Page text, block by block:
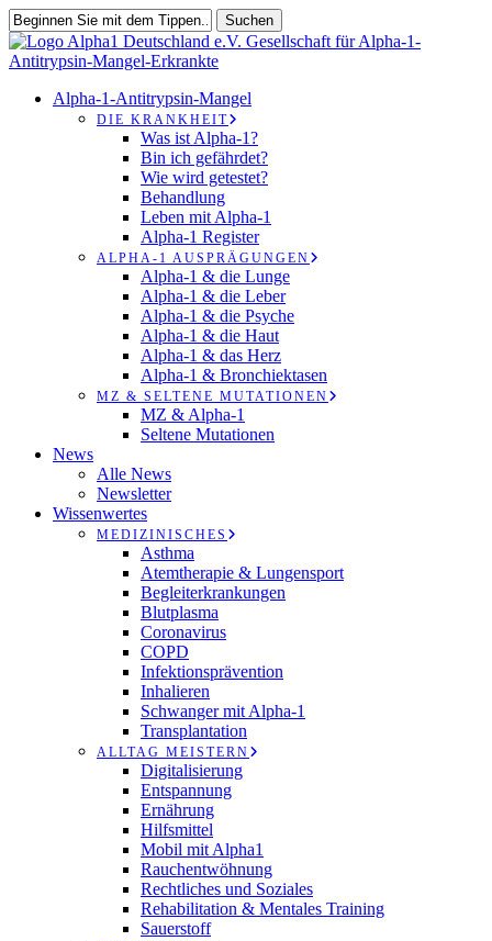
Zum
Hauptinhalt
springen
Suchen
Suche
schließen
suchen
SpeisekarteAlpha-1-Antitrypsin-Mangel
DIE KRANKHEIT
Was ist Alpha-1?
Bin ich gefährdet?
Wie wird getestet?
Behandlung
Leben mit Alpha-1
Alpha-1 Register
ALPHA-1 AUSPRÄGUNGEN
Alpha-1 & die Lunge
Alpha-1 & die Leber
Alpha-1 & die Psyche
Alpha-1 & die Haut
Alpha-1 & das Herz
Alpha-1 & Bronchiektasen
MZ & SELTENE MUTATIONEN
MZ & Alpha-1
Seltene Mutationen
News
Alle News
Newsletter
Wissenwertes
MEDIZINISCHES
Asthma
Atemtherapie & Lungensport
Begleiterkrankungen
Blutplasma
Coronavirus
COPD
Infektionsprävention
Inhalieren
Schwanger mit Alpha-1
Transplantation
ALLTAG MEISTERN
Digitalisierung
Entspannung
Ernährung
Hilfsmittel
Mobil mit Alpha1
Rauchentwöhnung
Rechtliches und Soziales
Rehabilitation & Mentales Training
Sauerstoff